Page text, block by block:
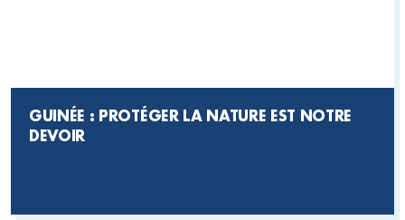
GUINÉE : PROTÉGER LA NATURE EST NOTRE
DEVOIR